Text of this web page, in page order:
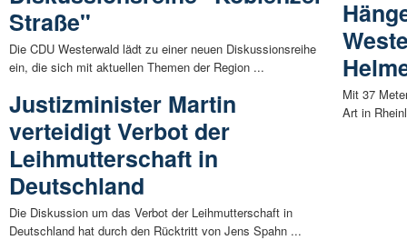
Straße"
Die CDU Westerwald lädt zu einer neuen Diskussionsreihe
ein, die sich mit aktuellen Themen der Region ...
Justizminister Martin
verteidigt Verbot der
Leihmutterschaft in
Deutschland
Die Diskussion um das Verbot der Leihmutterschaft in
Deutschland hat durch den Rücktritt von Jens Spahn ...
Mit 37
Art in